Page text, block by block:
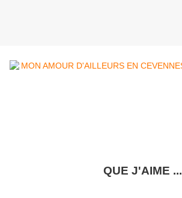
QUE J'AIME ...